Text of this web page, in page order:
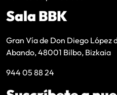
Sala BBK
Gran Vía de Don Diego López
Abando, 48001 Bilbo, Bizkaia
944 05 88 24